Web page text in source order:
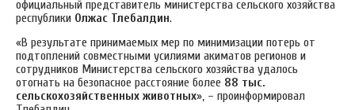
официальный представитель министерства сельского хозяйства
республики Олжас Тлебалдин.
«В результате принимаемых мер по минимизации потерь от
подтоплений совместными усилиями акиматов регионов и
сотрудников Министерства сельского хозяйства удалось
отогнать на безопасное расстояние более 88 тыс.
сельскохозяйственных животных», – проинформировал